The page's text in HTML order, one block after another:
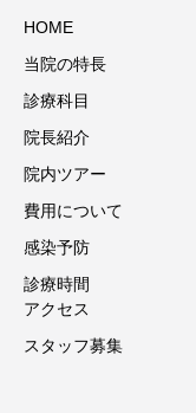
HOME
当院の特⻑
診療科目
院⻑紹介
院内ツアー
費用について
感染予防
診療時間
アクセス
スタッフ募集